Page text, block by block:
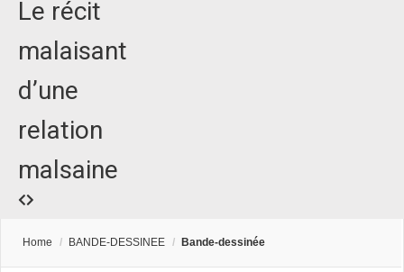
Le récit
malaisant
d’une
relation
malsaine
Home / BANDE-DESSINEE / Bande-dessinée